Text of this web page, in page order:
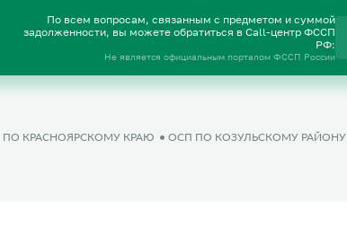
По всем вопросам, связанным с предметом и суммой
задолженности, вы можете обратиться в Call-центр ФССП
РФ:
Не является официальным порталом ФССП России
ПО КРАСНОЯРСКОМУ КРАЮ ОСП ПО КОЗУЛЬСКОМУ РАЙОНУ